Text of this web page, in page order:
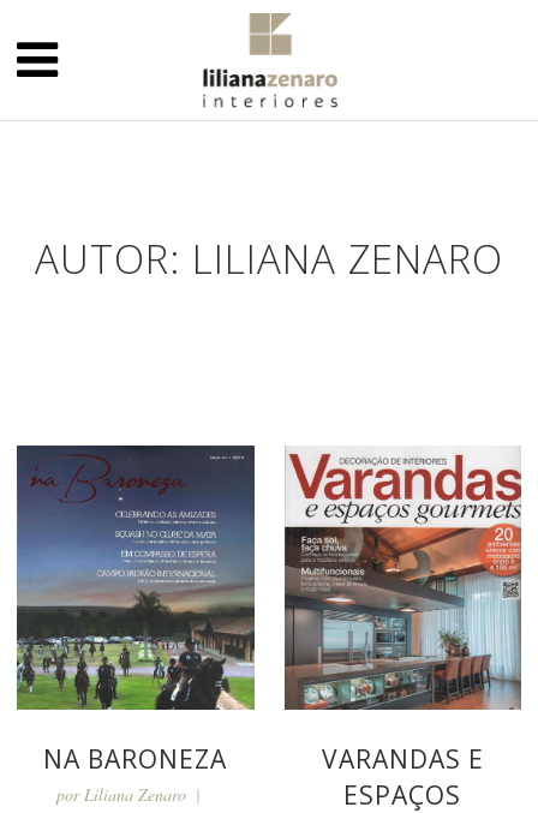
AUTOR: LILIANA ZENARO
NA BARONEZA
porLiliana Zenaro
VARANDAS E
ESPAÇOS